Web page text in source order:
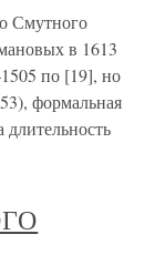
Смутного
в 1613
по [19], но
формальная
длительность